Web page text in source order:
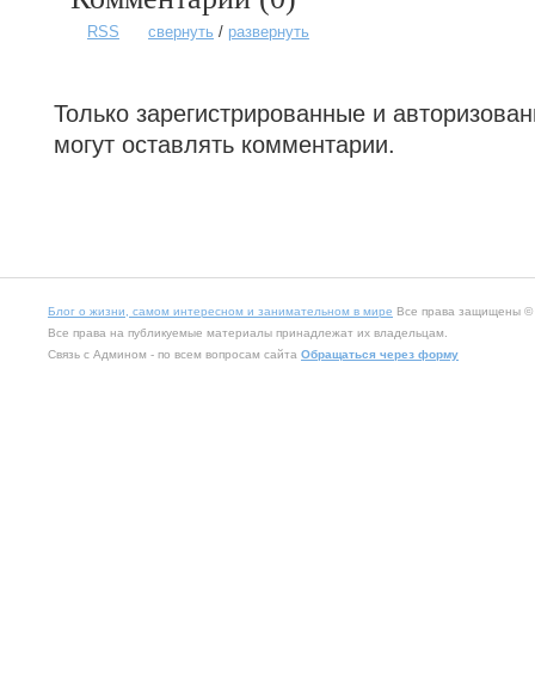
RSS свернуть / развернуть
Только зарегистрированные и
могут оставлять комментарии.
Блог о жизни, самом интересном и занимательном в мире Все права защищены ©
Все права на публикуемые материалы принадлежат их владельцам.
Связь с Админом - по всем вопросам сайта Обращаться через форму